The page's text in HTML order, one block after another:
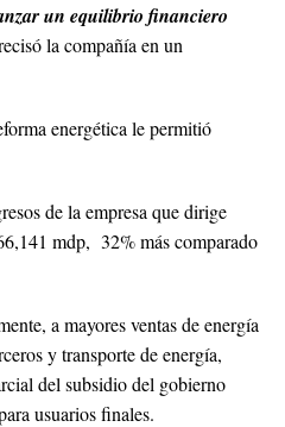
un equilibrio financiero
la compañía en un
energética le permitió
de la empresa que dirige
mdp, 32% más comparado
a mayores ventas de energía
y transporte de energía,
del subsidio del gobierno
usuarios finales.